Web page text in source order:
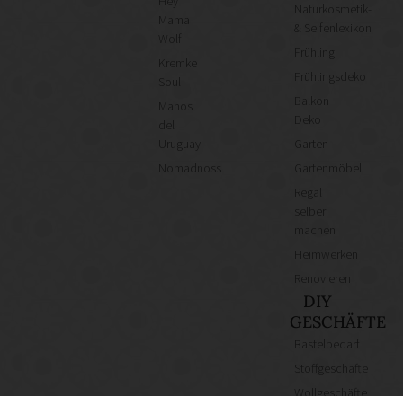
Mama
Wolf
Kremke
Manos
Uruguay
Nomadnoss
Naturkosmetik-
& Seifenlexikon
Frühling
Frühlingsdeko
Deko
Garten
Gartenmöbel
Regal
Heimwerken
DIY
GESCHÄFTE
Bastelbedarf
Stoffgeschäfte
Wollgeschäfte